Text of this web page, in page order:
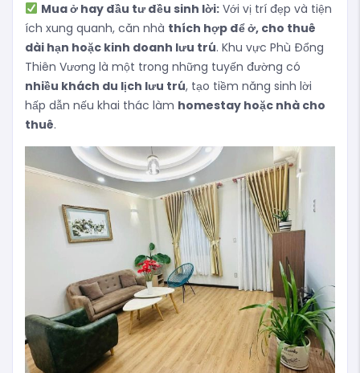
Mua ở hay đầu tư đều sinh lời:Với vị trí đẹp và tiện
ích xung quanh, căn nhà thích hợp để ở, cho thuê
dài hạn hoặc kinh doanh lưu trú. Khu vực Phù Đổng
Thiên Vương là một trong những tuyến đường có
nhiều khách du lịch lưu trú, tạo tiềm năng sinh lời
hấp dẫn nếu khai thác làm homestay hoặc nhà cho
thuê.